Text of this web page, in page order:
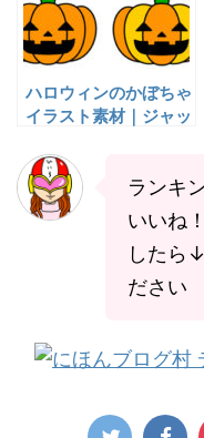
ハロウィンのかぼちゃ
イラスト素材｜ジャッ
無料フリー素材（全4
色）
ランキ
いいね
したら
ださい